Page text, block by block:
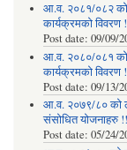
आ.व. २०८१/०८२ को
कार्यक्रमको विवरण
Post date: 09/09/
आ.व. २०८०/०८१ को
कार्यक्रमको विवरण
Post date: 09/13/
आ.व. २०७९/८० को
संसोधित योजनाहरु
Post date: 05/24/